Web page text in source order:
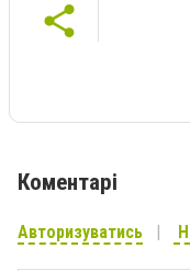
Коментарі
Авторизуватись